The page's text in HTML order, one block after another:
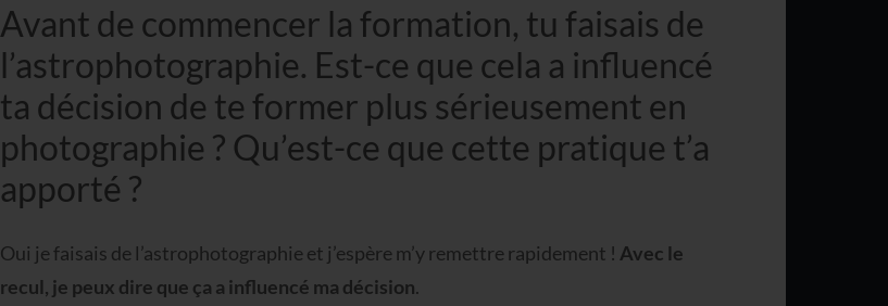
Avant de commencer la formation, tu faisais de
l’astrophotographie. Est-ce que cela a influencé
ta décision de te former plus sérieusement en
photographie ? Qu’est-ce que cette pratique t’a
apporté ?
Oui je faisais de l’astrophotographie et j’espère m’y remettre rapidement ! Avec le
recul, je peux dire que ça a influencé ma décision.